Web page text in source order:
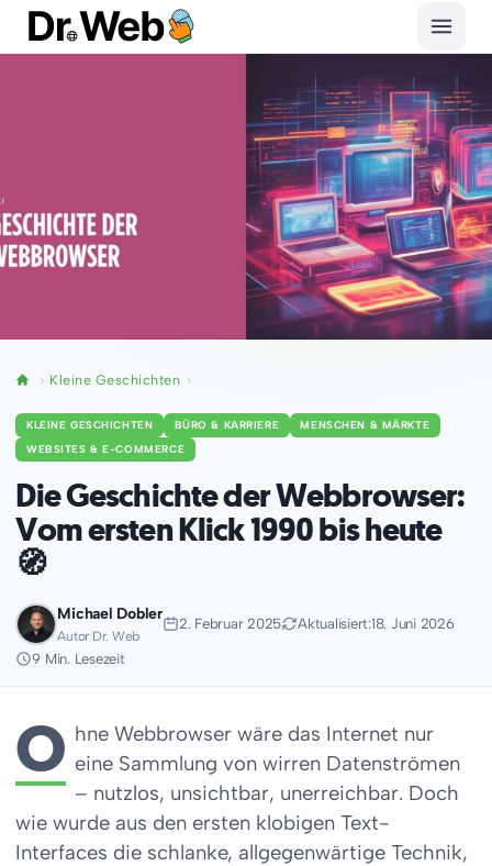
Kleine Geschichten
KLEINE GESCHICHTEN BÜRO & KARRIERE MENSCHEN & MÄRKTE
WEBSITES & E-COMMERCE
Die Geschichte der Webbrowser:
Vom ersten Klick 1990 bis heute
🧭
Michael Dobler
Autor Dr. Web
2. Februar 2025 Aktualisiert:18. Juni 2026
9 Min. Lesezeit
O hne Webbrowser wäre das Internet nur
eine Sammlung von wirren Datenströmen
– nutzlos, unsichtbar, unerreichbar. Doch
wie wurde aus den ersten klobigen Text-
Interfaces die schlanke, allgegenwärtige Technik,